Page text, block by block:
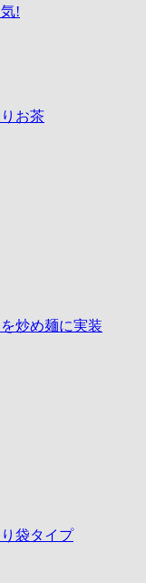
!
お茶
炒め麺に実装
袋タイプ